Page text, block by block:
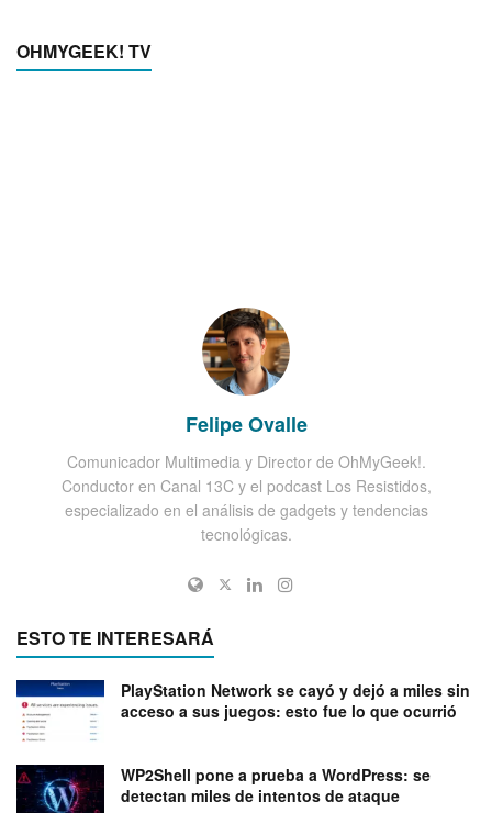
OHMYGEEK! TV
Felipe Ovalle
Comunicador Multimedia y Director de OhMyGeek!.
Conductor en Canal 13C y el podcast Los Resistidos,
especializado en el análisis de gadgets y tendencias
tecnológicas.
ESTO TE INTERESARÁ
PlayStation Network se cayó y dejó a miles sin
acceso a sus juegos: esto fue lo que ocurrió
WP2Shell pone a prueba a WordPress: se
detectan miles de intentos de ataque